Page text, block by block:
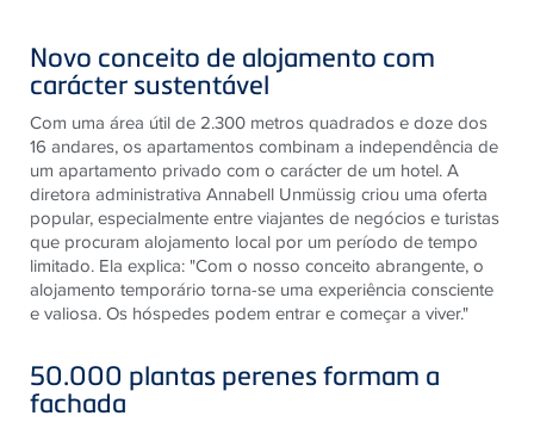
Novo conceito de alojamento com
carácter sustentável
Com uma área útil de 2.300 metros quadrados e doze dos
16 andares, os apartamentos combinam a independência de
um apartamento privado com o carácter de um hotel. A
diretora administrativa Annabell Unmüssig criou uma oferta
popular, especialmente entre viajantes de negócios e turistas
que procuram alojamento local por um período de tempo
limitado. Ela explica: "Com o nosso conceito abrangente, o
alojamento temporário torna-se uma experiência consciente
e valiosa. Os hóspedes podem entrar e começar a viver."
50.000 plantas perenes formam a
fachada